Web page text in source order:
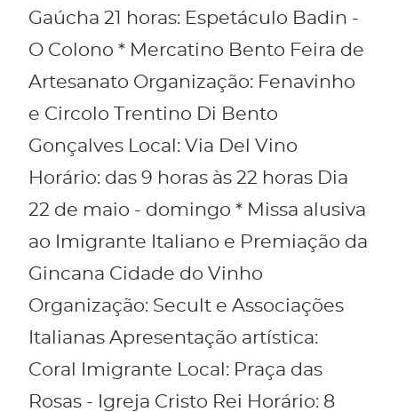
Gaúcha 21 horas: Espetáculo Badin -
O Colono * Mercatino Bento Feira de
Artesanato Organização: Fenavinho
e Circolo Trentino Di Bento
Gonçalves Local: Via Del Vino
Horário: das 9 horas às 22 horas Dia
22 de maio - domingo * Missa alusiva
ao Imigrante Italiano e Premiação da
Gincana Cidade do Vinho
Organização: Secult e Associações
Italianas Apresentação artística:
Coral Imigrante Local: Praça das
Rosas - Igreja Cristo Rei Horário: 8